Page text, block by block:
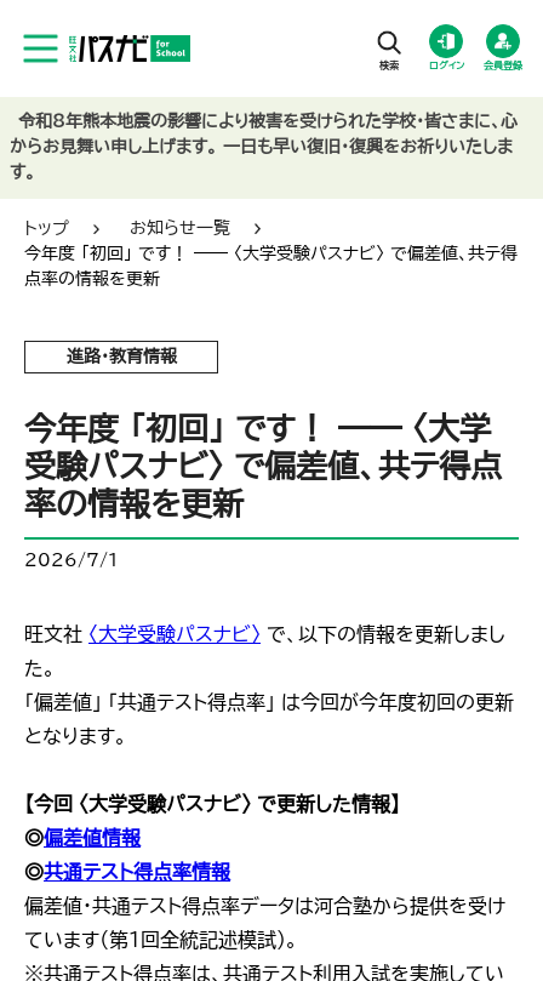
ログイン 会員登録
トップ
お知らせ一覧
今年度 「初回」 です！ ―― 〈大学受験パスナビ〉 で偏差値、共テ得
点率の情報を更新
進路・教育情報
今年度 「初回」 です！ ―― 〈大学
受験パスナビ〉 で偏差値、共テ得点
率の情報を更新
2026/7/1
旺文社 〈大学受験パスナビ〉 で、以下の情報を更新しまし
た。
「偏差値」 「共通テスト得点率」 は今回が今年度初回の更新
となります。
【今回 〈大学受験パスナビ〉 で更新した情報】
◎偏差値情報
◎共通テスト得点率情報
偏差値・共通テスト得点率データは河合塾から提供を受け
ています（第１回全統記述模試）。
※共通テスト得点率は、共通テスト利用入試を実施してい
令和8年熊本地震の影響により被害を受けられた学校・皆さまに、心
からお見舞い申し上げます。 一日も早い復旧・復興をお祈りいたしま
す。